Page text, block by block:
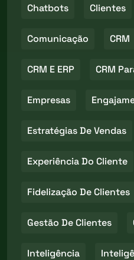
Chatbots Clientes
Comunicação CRM
CRM E ERP CRM
Empresas
Estratégias De Vendas
Experiência Do Cliente
Fidelização De Clientes
Gestão De Clientes
Inteligência